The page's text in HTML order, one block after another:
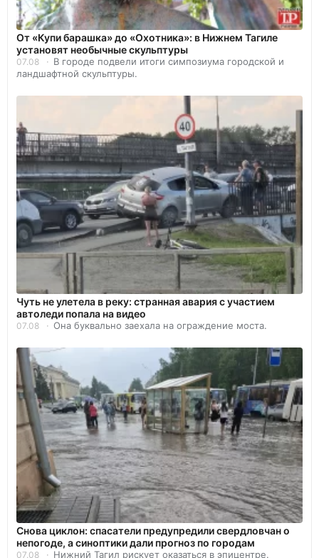
От «Купи барашка» до «Охотника»: в Нижнем Тагиле
установят необычные скульптуры
07.08
В городе подвели итоги симпозиума городской и
ландшафтной скульптуры.
Чуть не улетела в реку: странная авария с участием
автоледи попала на видео
07.08 Она буквально заехала на ограждение моста.
Снова циклон: спасатели предупредили свердловчан о
непогоде, а синоптики дали прогноз по городам
07.08 Нижний Тагил рискует оказаться в эпицентре.